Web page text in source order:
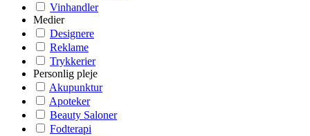
Vinhandler
Medier
Designere
Reklame
Trykkerier
Personlig pleje
Akupunktur
Apoteker
Beauty Saloner
Fodterapi